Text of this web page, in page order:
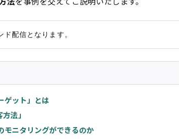
ゲット」とは
法」
モニタリングができるのか